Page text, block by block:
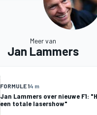
Meer van
Jan Lammers
FORMULE 14 m
Jan Lammers over nieuwe F1:
een totale lasershow"